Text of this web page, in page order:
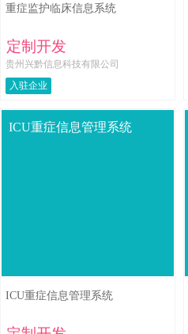
质记录的方式，难以实现数
重症监护临床信息系统
定制开发
贵州兴黔信息科技有限公司
入驻企业
ICU重症信息管理系统
ICU重症信息管理系统